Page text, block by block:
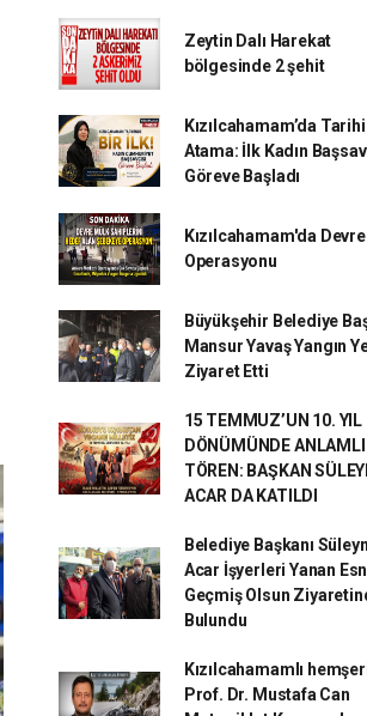
Zeytin Dalı Harekat
bölgesinde 2 şehit
Kızılcahamam’da Tarihi
Atama: İlk Kadın
Göreve Başladı
Kızılcahamam'da
Operasyonu
Büyükşehir Belediye
Mansur Yavaş Yangın
Ziyaret Etti
15 TEMMUZ’UN 10. YIL
DÖNÜMÜNDE ANLAMLI
TÖREN: BAŞKAN
ACAR DA KATILDI
Belediye Başkanı
Acar İşyerleri Yanan
Geçmiş Olsun
Bulundu
Kızılcahamamlı
Prof. Dr. Mustafa Can